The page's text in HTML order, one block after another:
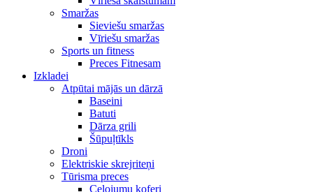
Smaržas
Sieviešu smaržas
Vīriešu smaržas
Sports un fitness
Preces Fitnesam
Izkladei
Atpūtai mājās un dārzā
Baseini
Batuti
Dārza grili
Šūpuļtīkls
Droni
Elektriskie skrejriteņi
Tūrisma preces
Ceļojumu koferi